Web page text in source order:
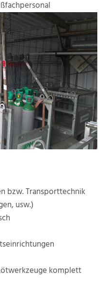
bzw. Transporttechnik
usw.)
komplett